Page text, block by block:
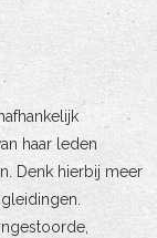
haar leden
Denk hierbij meer